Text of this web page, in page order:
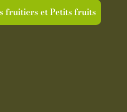
fruitiers et Petits fruits